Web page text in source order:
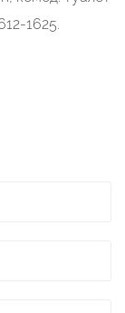
1625.